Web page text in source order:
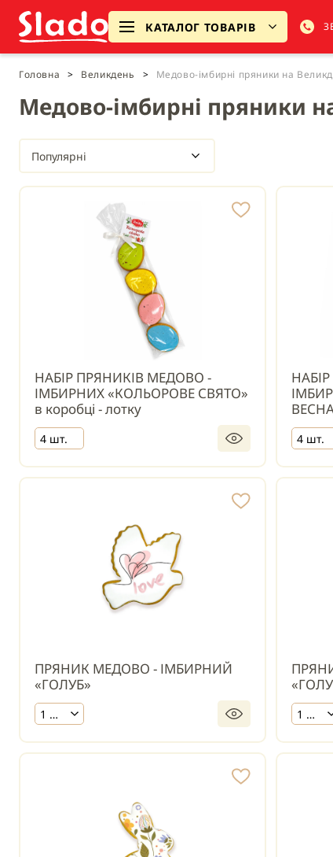
КАТАЛОГ ТОВАРІВ
Головна > Великдень > Медово-імбирні пряники на
Медово-імбирні пряники
Популярні
НАБІР ПРЯНИКІВ МЕДОВО -
ІМБИРНИХ «КОЛЬОРОВЕ СВЯТО»
в коробці - лотку
4 шт. 4 шт.
ПРЯНИК МЕДОВО - ІМБИРНИЙ
«ГОЛУБ»
1 шт. 1 шт.